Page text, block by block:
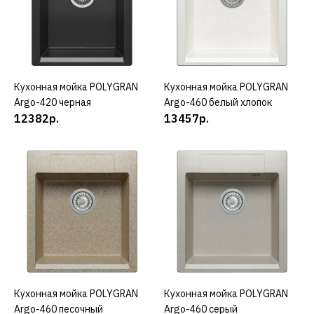
ДОБАВИТЬ К СРАВНЕНИЮ
ДОБАВИТЬ В ПОЖЕЛАНИЯ
POLYGRAN
Кухонная мойка
POLYGRAN Argo-420
12382р.
КУПИТЬ
Кухонная мойка POLYGRAN
Argo-420 черная
12382р.
КУПИТЬ
Кухонная мойка POLYGRAN
Argo-460 белый хлопок
13457р.
КУПИТЬ
Кухонная мойка POLYGRAN
Argo-460 песочный
КУПИТЬ
Кухонная мойка POLYGRAN
Argo-460 серый